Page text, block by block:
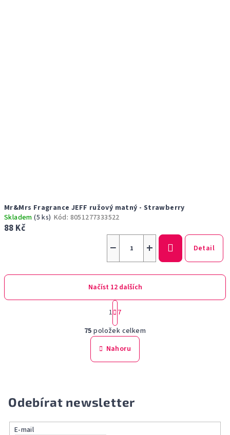
Mr&Mrs Fragrance JEFF ružový matný - Strawberry
Skladem(5 ks) Kód: 8051277333522
88 Kč
+
− Detail
O
v
l
á
í
Načíst 12 dalších
S
t
r
á
n
k
o
í
1 7
75 položek celkem
Nahoru
Odebírat newsletter
E-mail